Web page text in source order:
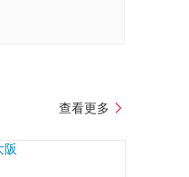
查看更多